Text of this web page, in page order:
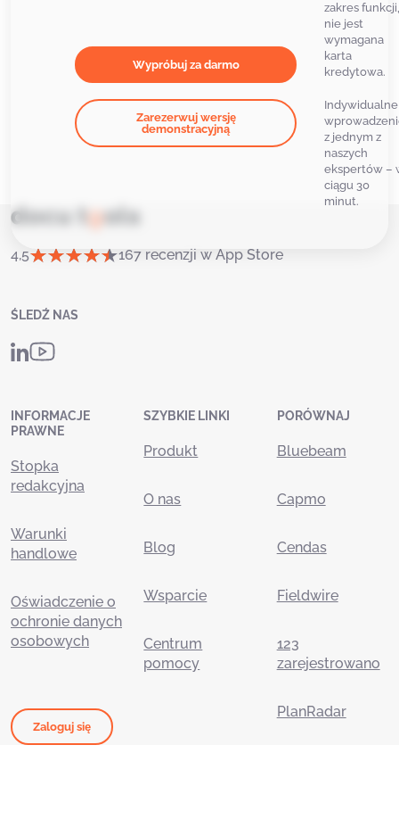
Wypróbuj za darmo
Zarezerwuj wersję
demonstracyjną
zakres funkcji,
nie jest
wymagana
karta
kredytowa.
Indywidualne
z jednym z
naszych
ekspertów –
ciągu 30
minut.
4,5 167 recenzji w App Store
ŚLEDŹ NAS
INFORMACJE
PRAWNE
Stopka
redakcyjna
Warunki
handlowe
Oświadczenie o
ochronie danych
osobowych
Zaloguj się
SZYBKIE LINKI
Produkt
O nas
Blog
Wsparcie
Centrum
pomocy
PORÓWNAJ
Bluebeam
Capmo
Cendas
Fieldwire
123
zarejestrowano
PlanRadar